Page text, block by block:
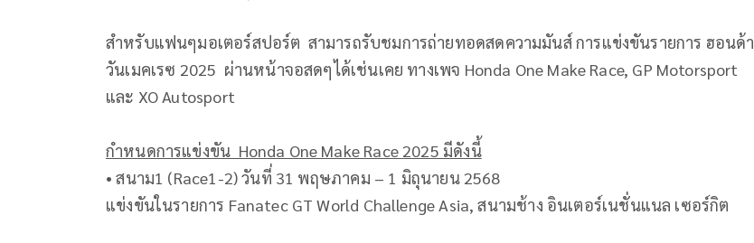
สำหรับแฟนๆมอเตอร์สปอร์ต สามารถรับชมการถ่ายทอดสดความมันส์ การแข่งขันรายการ ฮอนด้า
วันเมคเรซ 2025 ผ่านหน้าจอสดๆได้เช่นเคย ทางเพจ Honda One Make Race, GP Motorsport
และ XO Autosport
กำหนดการแข่งขัน Honda One Make Race 2025 มีดังนี้
• สนาม1 (Race1-2) วันที่ 31 พฤษภาคม – 1 มิถุนายน 2568
แข่งขันในรายการ Fanatec GT World Challenge Asia, สนามช้าง อินเตอร์เนชั่นแนล เซอร์กิต